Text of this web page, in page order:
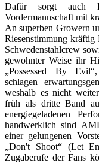
Dafür sorgt auch
Vordermannschaft mit
An superben Growern
Riesenstimmung kräftig
Schwedenstahlcrew
gewohnter Weise ihr
„Possessed By
schlagen
weshalb es nicht
früh als dritte Band
energiegeladenen
handwerklich sind
einer gelungenen
„Don't Shoot“ (Let
Zugaberufe der Fans